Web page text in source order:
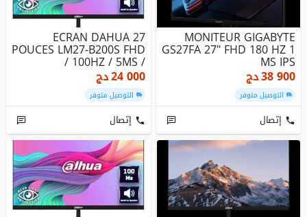
MONITEUR GIGABYTE
GS27FA 27" FHD 180 HZ 1
MS IPS
38 900دج
التوصيل متوفر
إتصال
ECRAN DAHUA 27
POUCES LM27-B200S FHD
/ 100HZ / 5MS /
FRAMELESS / SPEAK...
24 000دج
التوصيل متوفر
إتصال